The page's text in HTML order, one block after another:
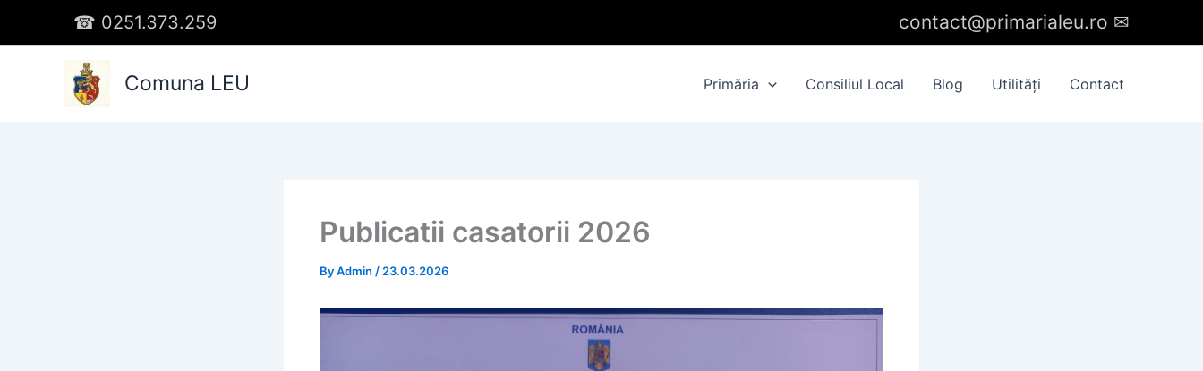
☎︎ 0251.373.259 contact@primarialeu.ro ✉︎
Comuna LEU Primăria Consiliul Local Blog Utilități Contact
Publicatii casatorii 2026
ByAdmin / 23.03.2026